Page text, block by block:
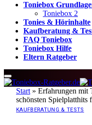
Toniebox
Toniebox 2
Tonies & Hörinhalte
Kaufberatung &
FAQ Toniebox
Toniebox Hilfe
Eltern Ratgeber
Start » Erfahrungen mit
schönsten Spielplatthits
KAUFBERATUNG & TESTS